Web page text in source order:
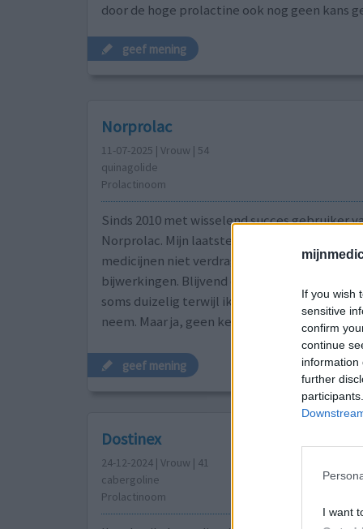
If you wish
sensitive
confirm
continue
information
further
I want
door de hoge prolactine ook nog geen kans
geef mening
Norprolac
11-07-2025 | Vrouw | 54
quinagolide
Prolactinoom
Sinds 2010 met wisselend succes gebruiker
Norprolac. Mijn laatste redmiddel omdat ik
medicijnen niet verdragen kan vanwege
bijwerkingen. Blijvend oververmoeid,
soms duizelig terwijl ik maar een halve tablet
neem. Maar ja, geen keus!
geef mening
Dostinex
24-12-2024 | Vrouw | 41
cabergoline
Prolactinoom